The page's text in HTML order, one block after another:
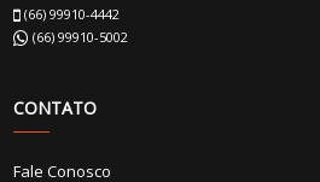
(66) 99910-4442
(66) 99910-5002
CONTATO
Fale Conosco